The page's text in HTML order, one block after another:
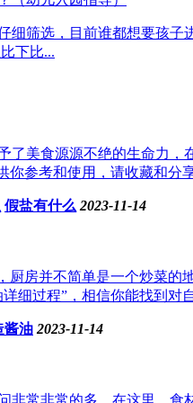
细筛选，目前谁都想要孩
下比...
了美食源源不绝的生命力
你参考和使用，请收藏和
假盐有什么 2023-11-14
厨房并不简单是一个炒菜
细过程”，相信你能找到
酱油 2023-11-14
非常非常的多，在这里，